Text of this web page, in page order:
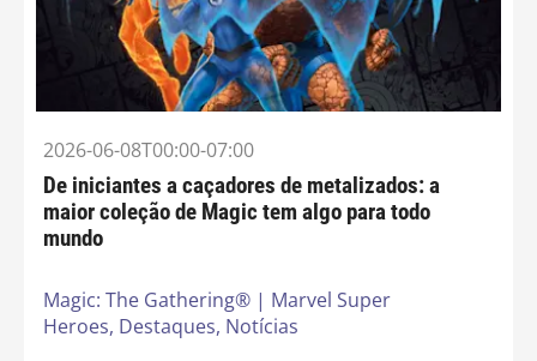
2026-06-08T00:00-07:00
De iniciantes a caçadores de metalizados: a
maior coleção de Magic tem algo para todo
mundo
Magic: The Gathering® | Marvel Super
Heroes, Destaques, Notícias